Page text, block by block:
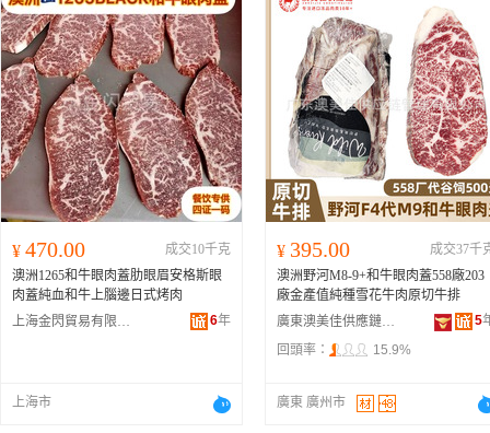
¥ 470.00
成交10千克
澳洲1265和牛眼肉蓋肋眼眉安格斯眼
肉蓋純血和牛上腦邊日式烤肉
上海金閃貿易有限公司
6年
上海市
¥ 395.00
成交37千
澳洲野河M8-9+和牛眼肉蓋558廠203
廠金產值純種雪花牛肉原切牛排
廣東澳美佳供應鏈管理有限公司
5
回頭率：
15.9%
廣東 廣州市